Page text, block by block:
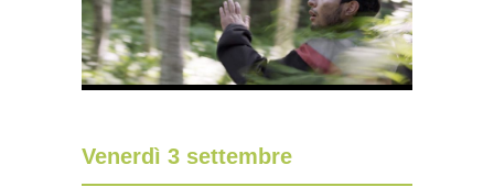
Venerdì 3 settembre